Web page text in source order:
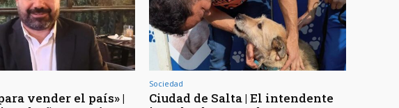
vender el país» |
Sociedad
Ciudad de Salta | El intendente